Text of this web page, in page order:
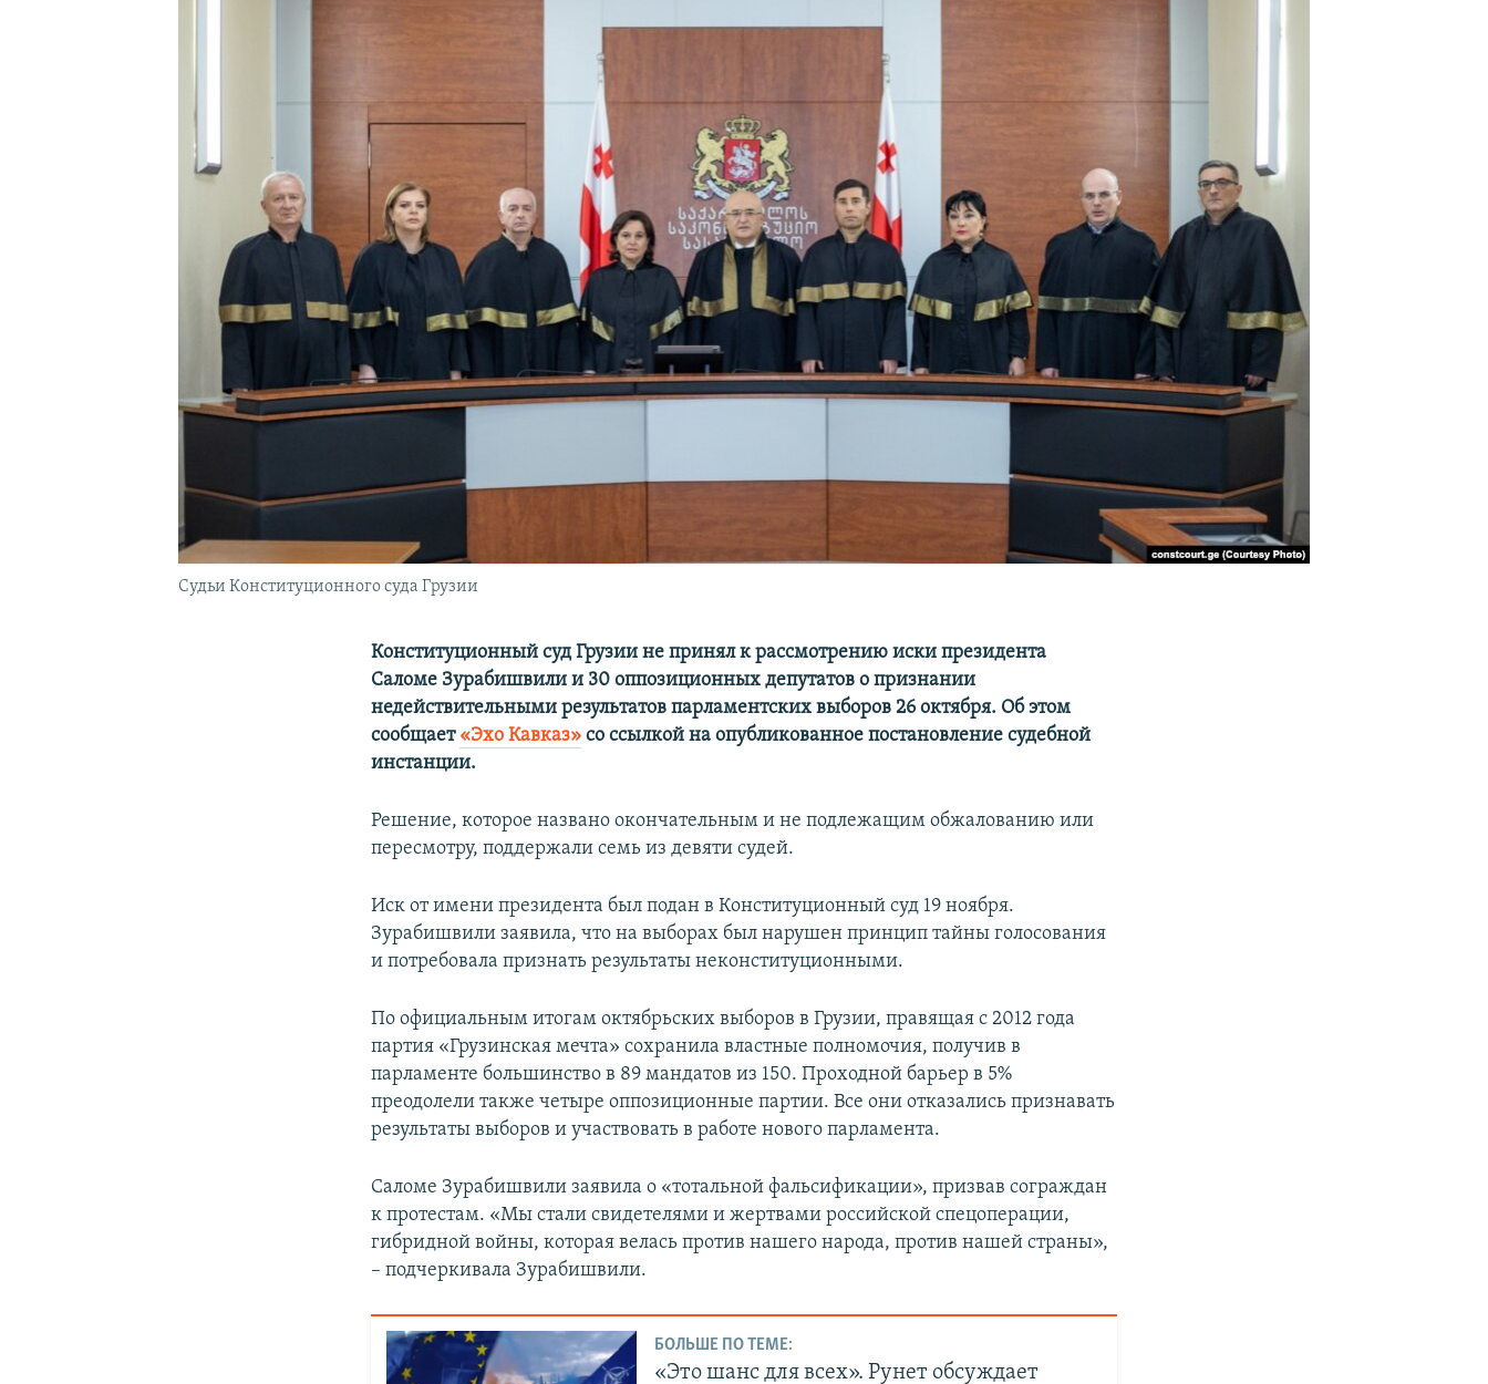
Судьи Конституционного суда Грузии
Конституционный суд Грузии не принял к рассмотрению иски президента
Саломе Зурабишвили и 30 оппозиционных депутатов о признании
недействительными результатов парламентских выборов 26 октября. Об этом
сообщает «Эхо Кавказ» со ссылкой на опубликованное постановление судебной
инстанции.
Решение, которое названо окончательным и не подлежащим обжалованию или
пересмотру, поддержали семь из девяти судей.
Иск от имени президента был подан в Конституционный суд 19 ноября.
Зурабишвили заявила, что на выборах был нарушен принцип тайны голосования
и потребовала признать результаты неконституционными.
По официальным итогам октябрьских выборов в Грузии, правящая с 2012 года
партия «Грузинская мечта» сохранила властные полномочия, получив в
парламенте большинство в 89 мандатов из 150. Проходной барьер в 5%
преодолели также четыре оппозиционные партии. Все они отказались признавать
результаты выборов и участвовать в работе нового парламента.
Саломе Зурабишвили заявила о «тотальной фальсификации», призвав сограждан
к протестам. «Мы стали свидетелями и жертвами российской спецоперации,
гибридной войны, которая велась против нашего народа, против нашей страны»,
– подчеркивала Зурабишвили.
БОЛЬШЕ ПО ТЕМЕ:
«Это шанс для всех». Рунет обсуждает